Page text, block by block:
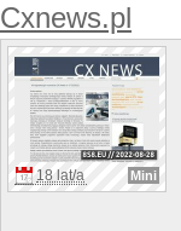
Cxnews.pl
18 lat/a Mini